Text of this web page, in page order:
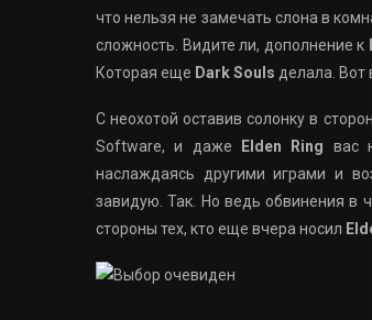
что нельзя не замечать слона в
сложность. Видите ли, дополнение к
Которая еще Dark Souls делала. Вот
С неохотой оставив солонку в
Software, и даже
Elden Ring вас
наслаждаясь другими играми и
завидую. Так. Но ведь обвинения в
стороны тех, кто еще вчера носил